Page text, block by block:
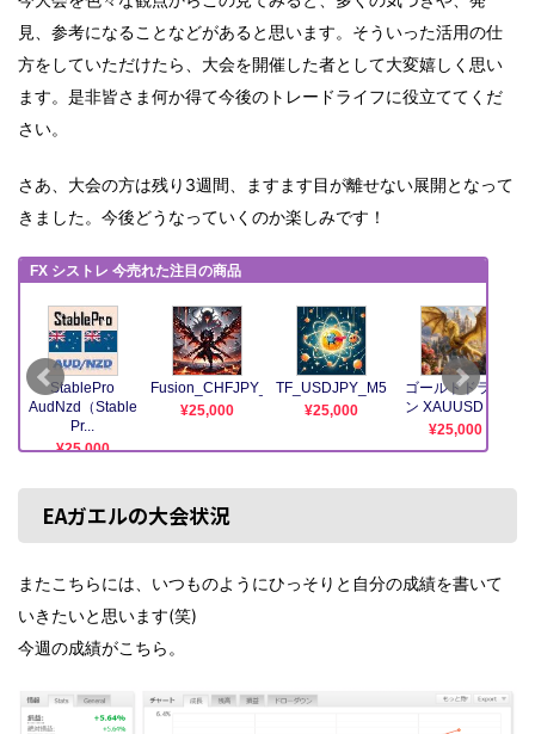
見、参考になることなどがあると思います。そういった活用の仕
方をしていただけたら、大会を開催した者として大変嬉しく思い
ます。是非皆さま何か得て今後のトレードライフに役立ててくだ
さい。
さあ、大会の方は残り3週間、ますます目が離せない展開となって
きました。今後どうなっていくのか楽しみです！
EAガエルの大会状況
またこちらには、いつものようにひっそりと自分の成績を書いて
いきたいと思います(笑)
今週の成績がこちら。